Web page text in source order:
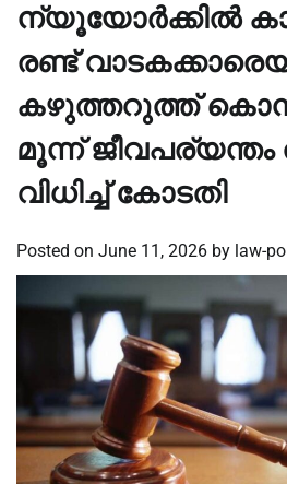
ന്യൂയോര്‍ക്കില്‍
രണ്ട്
കഴുത്തറുത്ത്
മൂന്ന് ജീവപര്യന്തം
വിധിച്ച്‌ കോടതി
Posted on June 11, 2026 by law-